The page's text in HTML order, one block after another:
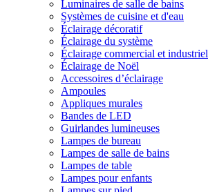
Luminaires de salle de bains
Systèmes de cuisine et d'eau
Éclairage décoratif
Éclairage du système
Éclairage commercial et industriel
Éclairage de Noël
Accessoires d’éclairage
Ampoules
Appliques murales
Bandes de LED
Guirlandes lumineuses
Lampes de bureau
Lampes de salle de bains
Lampes de table
Lampes pour enfants